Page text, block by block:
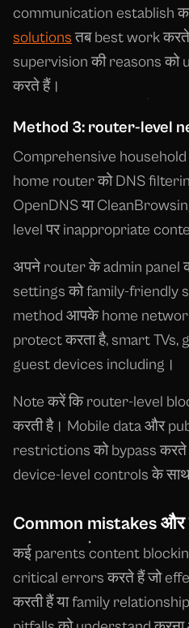
communication establish
solutions तब best work
supervision की reasons
करते हैं।
Method 3: router-level
Comprehensive
home router को DNS
OpenDNS या
level पर inappropriate
अपने router के admin panel
settings को family-friendly
method आपके home
protect करता है, smart TVs,
guest devices including।
Note करें कि router-level
करती है। Mobile data और
restrictions को bypass करते
device-level controls के
Common mistakes
कई parents content
critical errors करते हैं जो
करती हैं या family